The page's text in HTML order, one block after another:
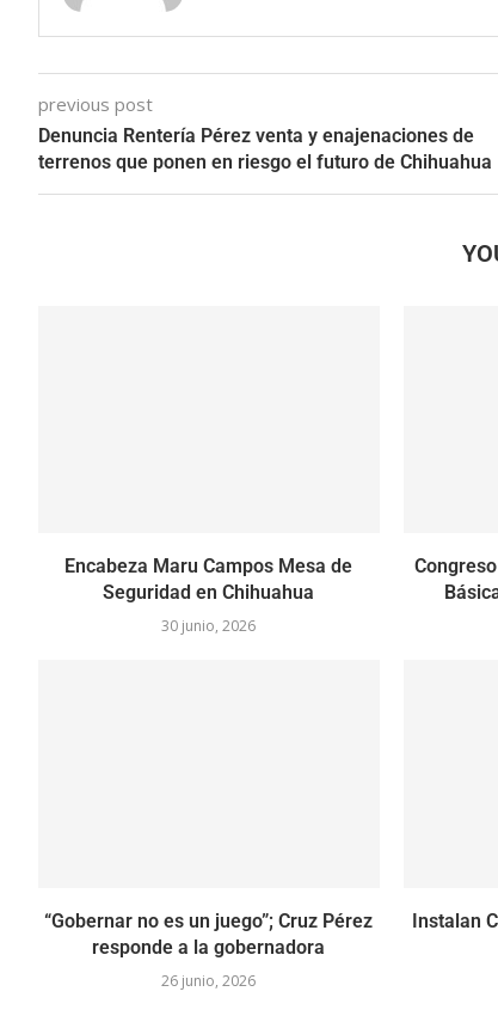
previous post
Denuncia Rentería Pérez venta y enajenaciones de
terrenos que ponen en riesgo el futuro de Chihuahua
Encabeza Maru Campos Mesa de
Seguridad en Chihuahua
30 junio, 2026
“Gobernar no es un juego”; Cruz Pérez
responde a la gobernadora
26 junio, 2026
Instalan